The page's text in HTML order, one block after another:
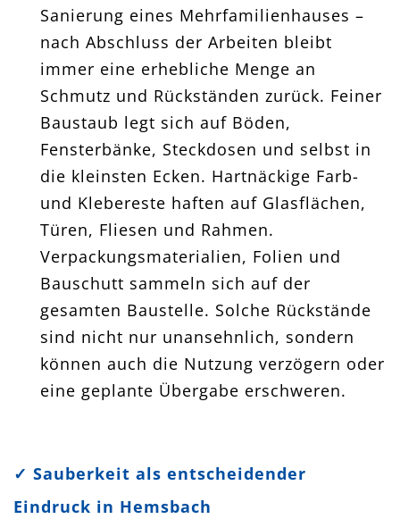
Sanierung eines Mehrfamilienhauses –
nach Abschluss der Arbeiten bleibt
immer eine erhebliche Menge an
Schmutz und Rückständen zurück. Feiner
Baustaub legt sich auf Böden,
Fensterbänke, Steckdosen und selbst in
die kleinsten Ecken. Hartnäckige Farb-
und Klebereste haften auf Glasflächen,
Türen, Fliesen und Rahmen.
Verpackungsmaterialien, Folien und
Bauschutt sammeln sich auf der
gesamten Baustelle. Solche Rückstände
sind nicht nur unansehnlich, sondern
können auch die Nutzung verzögern oder
eine geplante Übergabe erschweren.
✓ Sauberkeit als entscheidender
Eindruck in Hemsbach